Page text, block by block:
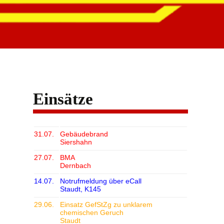
Einsätze
31.07.
Gebäudebrand
Siershahn
27.07.
BMA
Dernbach
14.07.
Notrufmeldung über eCall
Staudt, K145
29.06.
Einsatz GefStZg zu unklarem
chemischen Geruch
Staudt